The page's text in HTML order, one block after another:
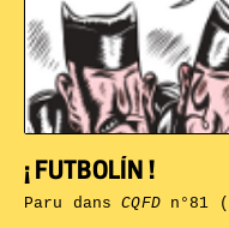
¡ FUTBOLÍN !
Paru dansCQFDn°81